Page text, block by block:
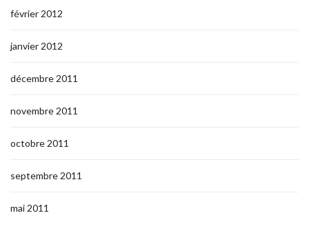
février 2012
janvier 2012
décembre 2011
novembre 2011
octobre 2011
septembre 2011
mai 2011